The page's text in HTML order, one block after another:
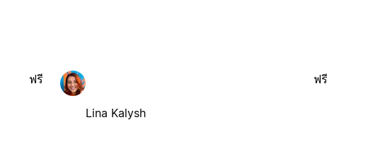
ฟรี
Lina Kalysh
ฟรี